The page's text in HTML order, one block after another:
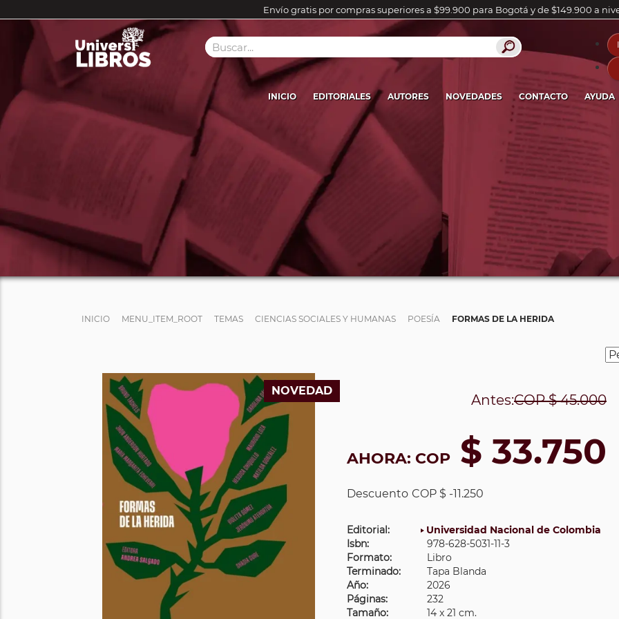
Envío gratis por compras superiores a $99.900 para Bogotá y de $149.900 a
INICIO EDITORIALES AUTORES NOVEDADES CONTACTO AYUDA
INICIO MENU_ITEM_ROOT TEMAS CIENCIAS SOCIALES Y HUMANAS POESÍA FORMAS DE LA HERIDA
NOVEDAD
Antes:COP$ 45.000
AHORA: COP $ 33.750
Descuento COP $ -11.250
Editorial:
Universidad Nacional de Colombia
Isbn:
978-628-5031-11-3
Formato:
Libro
Terminado:
Tapa Blanda
Año:
2026
Páginas:
232
Tamaño:
14 x 21 cm.